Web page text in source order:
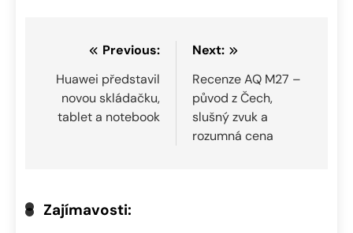
Navigace
pro
příspěvek
Previous:
Huawei představil
novou skládačku,
tablet a notebook
Next:
Recenze AQ M27 –
původ z Čech,
slušný zvuk a
rozumná cena
Zajímavosti: